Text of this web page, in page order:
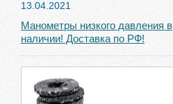
13.04.2021
Манометры низкого давления в
наличии! Доставка по РФ!